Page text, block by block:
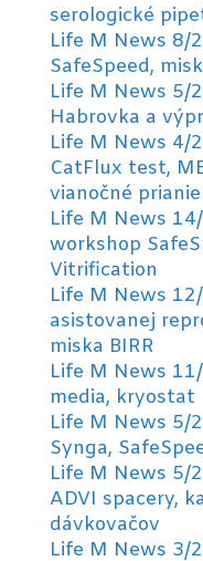
serologické
Life M News 8/
SafeSpeed,
Life M News 5/
Habrovka a
Life M News 4/
CatFlux test,
vianočné prianie
Life M News
workshop
Vitrification
Life M News
asistovanej
miska BIRR
Life M News
media, kryostat
Life M News 5/
Synga,
Life M News 5/
ADVI spacery,
dávkovačov
Life M News 3/